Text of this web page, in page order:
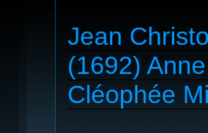
Jean
(1692)
Cléophée